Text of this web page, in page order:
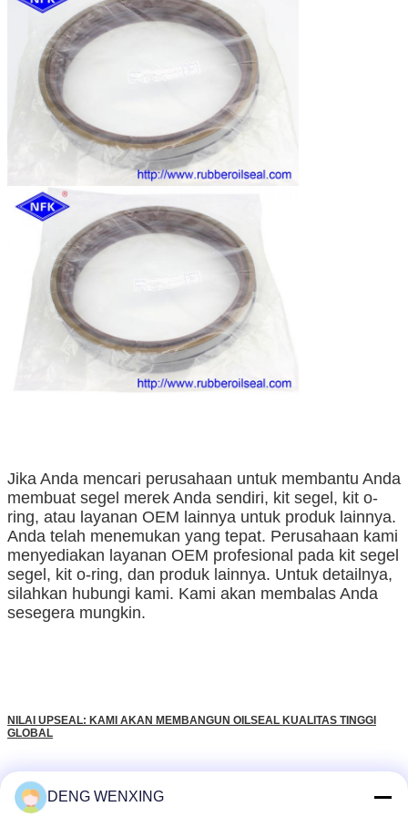
Jika Anda mencari perusahaan untuk membantu Anda
membuat segel merek Anda sendiri, kit segel, kit o-
ring, atau layanan OEM lainnya untuk produk lainnya.
Anda telah menemukan yang tepat. Perusahaan kami
menyediakan layanan OEM profesional pada kit segel
segel, kit o-ring, dan produk lainnya. Untuk detailnya,
silahkan hubungi kami. Kami akan membalas Anda
sesegera mungkin.
NILAI UPSEAL: KAMI AKAN MEMBANGUN OILSEAL KUALITAS TINGGI
GLOBAL
Tag:segel bibir karet,segel poros karet segel minyak poros
DENG WENXING